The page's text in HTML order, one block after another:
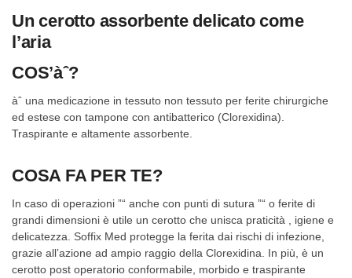
Un cerotto assorbente delicato come
l’aria
COS’àˆ?
àˆ una medicazione in tessuto non tessuto per ferite chirurgiche
ed estese con tampone con antibatterico (Clorexidina).
Traspirante e altamente assorbente.
COSA FA PER TE?
In caso di operazioni ”“ anche con punti di sutura ”“ o ferite di
grandi dimensioni è utile un cerotto che unisca praticità , igiene e
delicatezza. Soffix Med protegge la ferita dai rischi di infezione,
grazie all’azione ad ampio raggio della Clorexidina. In più, è un
cerotto post operatorio conformabile, morbido e traspirante